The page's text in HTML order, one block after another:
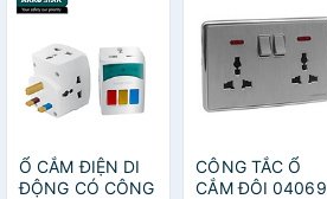
Ổ CẮM ĐIỆN DI
ĐỘNG CÓ CÔNG
CÔNG TẮC Ổ
CẮM ĐÔI 04069